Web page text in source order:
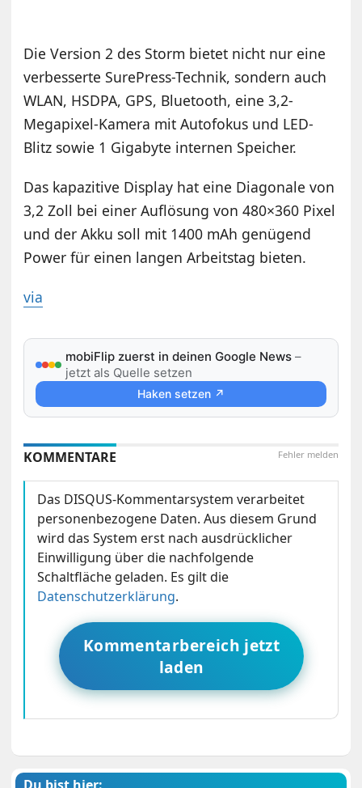
Die Version 2 des Storm bietet nicht nur eine
verbesserte SurePress-Technik, sondern auch
WLAN, HSDPA, GPS, Bluetooth, eine 3,2-
Megapixel-Kamera mit Autofokus und LED-
Blitz sowie 1 Gigabyte internen Speicher.
Das kapazitive Display hat eine Diagonale von
3,2 Zoll bei einer Auflösung von 480×360 Pixel
und der Akku soll mit 1400 mAh genügend
Power für einen langen Arbeitstag bieten.
via
mobiFlip zuerst in deinen Google News –
jetzt als Quelle setzen
Haken setzen ↗
Fehler melden
KOMMENTARE
Das DISQUS-Kommentarsystem verarbeitet
personenbezogene Daten. Aus diesem Grund
wird das System erst nach ausdrücklicher
Einwilligung über die nachfolgende
Schaltfläche geladen. Es gilt die
Datenschutzerklärung.
Kommentarbereich jetzt
laden